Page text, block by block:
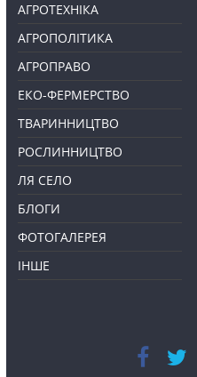
АГРОТЕХНІКА
АГРОПОЛІТИКА
АГРОПРАВО
ЕКО-ФЕРМЕРСТВО
ТВАРИННИЦТВО
РОСЛИННИЦТВО
ЛЯ СЕЛО
БЛОГИ
ФОТОГАЛЕРЕЯ
ІНШЕ